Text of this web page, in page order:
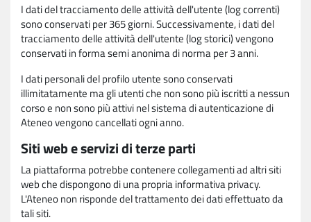
I dati del tracciamento delle attività dell'utente (log correnti)
sono conservati per 365 giorni. Successivamente, i dati del
tracciamento delle attività dell'utente (log storici) vengono
conservati in forma semi anonima di norma per 3 anni.
I dati personali del profilo utente sono conservati
illimitatamente ma gli utenti che non sono più iscritti a nessun
corso e non sono più attivi nel sistema di autenticazione di
Ateneo vengono cancellati ogni anno.
Siti web e servizi di terze parti
La piattaforma potrebbe contenere collegamenti ad altri siti
web che dispongono di una propria informativa privacy.
L'Ateneo non risponde del trattamento dei dati effettuato da
tali siti.